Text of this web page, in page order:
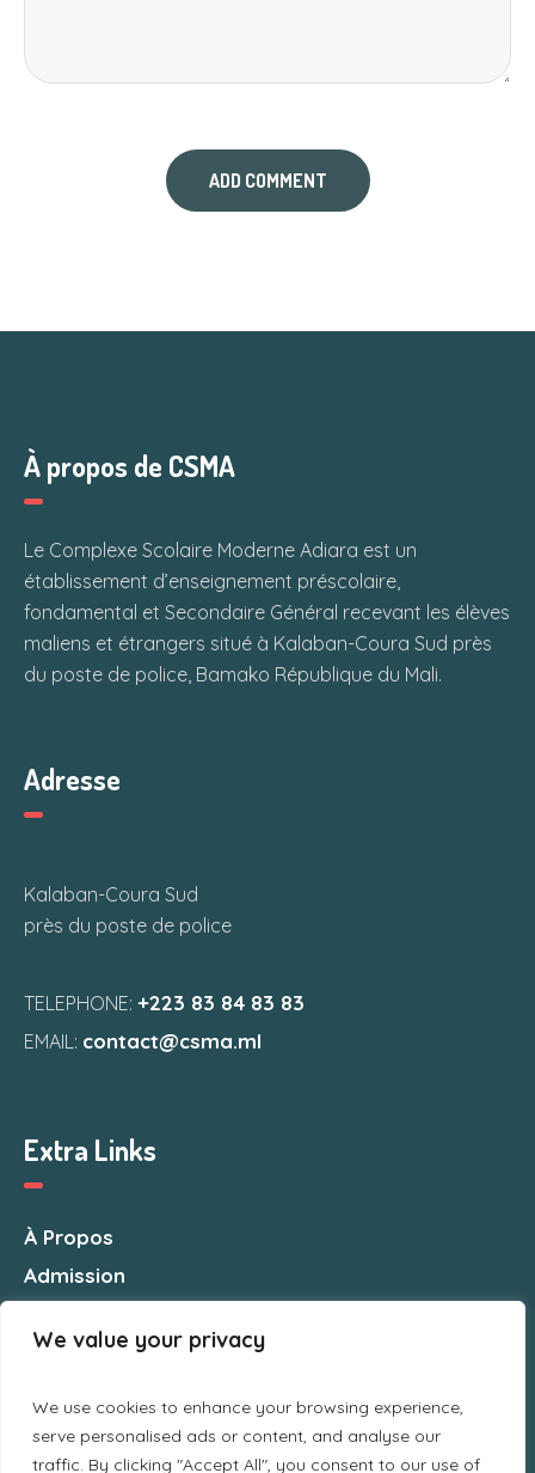
We value your privacy
We use cookies to enhance your browsing experience,
serve personalised ads or content, and analyse our
traffic. By clicking "Accept All", you consent to our use of
À propos de CSMA
Le Complexe Scolaire Moderne Adiara est un
établissement d’enseignement préscolaire,
fondamental et Secondaire Général recevant les élèves
maliens et étrangers situé à Kalaban-Coura Sud près
du poste de police, Bamako République du Mali.
Adresse
Kalaban-Coura Sud
près du poste de police
TELEPHONE:+223 83 84 83 83
EMAIL: contact@csma.ml
Extra Links
À Propos
Admission